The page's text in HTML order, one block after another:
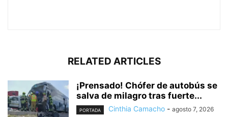
RELATED ARTICLES
¡Prensado! Chófer de autobús se
salva de milagro tras fuerte...
PORTADA Cinthia Camacho - agosto 7, 2026